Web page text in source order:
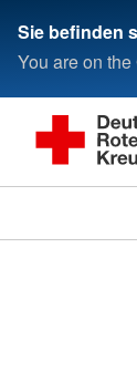
Sie befinden
You are on